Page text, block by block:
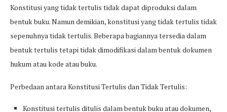
Konstitusi yang tidak tertulis tidak dapat diproduksi dalam
bentuk buku. Namun demikian, konstitusi yang tidak tertulis tidak
sepenuhnya tidak tertulis. Beberapa bagiannya tersedia dalam
bentuk tertulis tetapi tidak dimodifikasi dalam bentuk dokumen
hukum atau kode atau buku.
Perbedaan antara Konstitusi Tertulis dan Tidak Tertulis:
Konstitusi tertulis ditulis dalam bentuk buku atau dokumen,